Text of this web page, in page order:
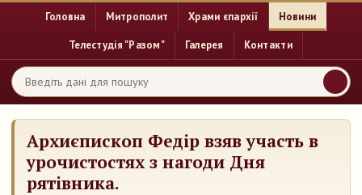
Головна Митрополит Храми єпархії Новини
Телестудія "Разом" Галерея Контакти
Архиєпископ Федір взяв участь в
урочистостях з нагоди Дня
рятівника.